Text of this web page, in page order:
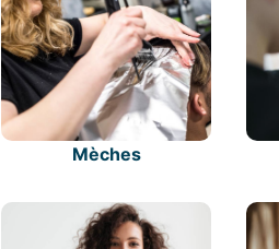
Mèches